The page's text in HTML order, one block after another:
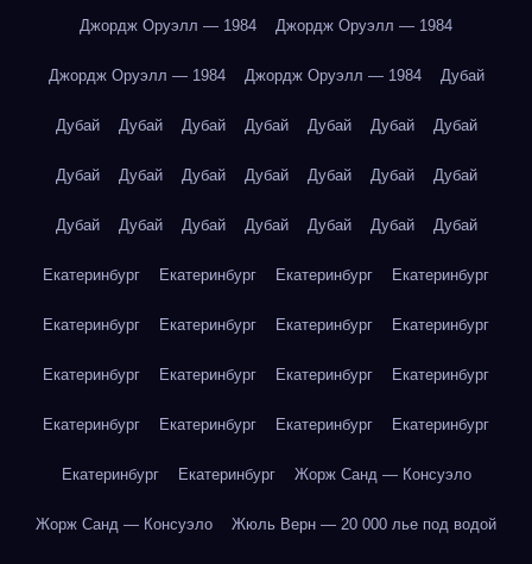
Джордж Оруэлл — 1984 Джордж Оруэлл — 1984
Джордж Оруэлл — 1984 Джордж Оруэлл — 1984 Дубай
Дубай Дубай Дубай Дубай Дубай Дубай Дубай
Дубай Дубай Дубай Дубай Дубай Дубай Дубай
Дубай Дубай Дубай Дубай Дубай Дубай Дубай
Екатеринбург Екатеринбург Екатеринбург Екатеринбург
Екатеринбург Екатеринбург Екатеринбург Екатеринбург
Екатеринбург Екатеринбург Екатеринбург Екатеринбург
Екатеринбург Екатеринбург Екатеринбург Екатеринбург
Екатеринбург Екатеринбург Жорж Санд — Консуэло
Жорж Санд — Консуэло Жюль Верн — 20 000 лье под водой